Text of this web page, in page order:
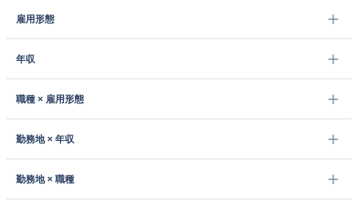
雇用形態
年収
職種 × 雇用形態
勤務地 × 年収
勤務地 × 職種